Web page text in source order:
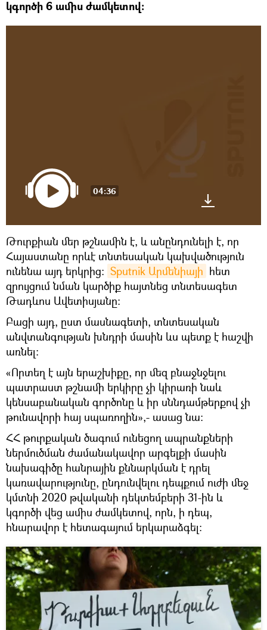
կգործի 6 ամիս ժամկետով։
04:36
Թուրքիան մեր թշնամին է, և անընդունելի է, որ
Հայաստանը որևէ տնտեսական կախվածություն
ունենա այդ երկրից։ Sputnik Արմենիայի հետ
զրույցում նման կարծիք հայտնեց տնտեսագետ
Թադևոս Ավետիսյանը։
Բացի այդ, ըստ մասնագետի, տնտեսական
անվտանգության խնդրի մասին ևս պետք է հաշվի
առնել։
«Որտեղ է այն երաշխիքը, որ մեզ բնաջնջելու
պատրաստ թշնամի երկիրը չի կիրառի նաև
կենսաբանական գործոնը և իր սննդամթերքով չի
թունավորի հայ սպառողին»,- ասաց նա։
ՀՀ թուրքական ծագում ունեցող ապրանքների
ներմուծման ժամանակավոր արգելքի մասին
նախագիծը հանրային քննարկման է դրել
կառավարությունը, ընդունվելու դեպքում ուժի մեջ
կմտնի 2020 թվականի դեկտեմբերի 31-ին և
կգործի վեց ամիս ժամկետով, որն, ի դեպ,
հնարավոր է հետագայում երկարաձգել։